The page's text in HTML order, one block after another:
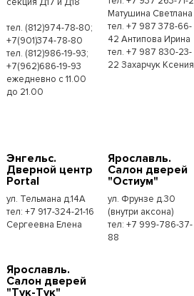
тел. (812)974-78-80;
+7(901)374-78-80
тел. (812)986-19-93;
+7(962)686-19-93
ежедневно с 11.00
до 21.00
Матушина Светлана
тел. +7 987 378-66-
42 Антипова Ирина
тел. +7 987 830-23-
22 Захарчук Ксения
Энгельс.
Дверной центр
Portal
ул. Тельмана д.14А
тел: +7 917-324-21-16
Сергеевна Елена
Ярославль.
Салон дверей
"Остиум"
ул. Фрунзе д.30
(внутри аксона)
тел: +7 999-786-37-
88
Ярославль.
Салон дверей
"Тук-Тук"